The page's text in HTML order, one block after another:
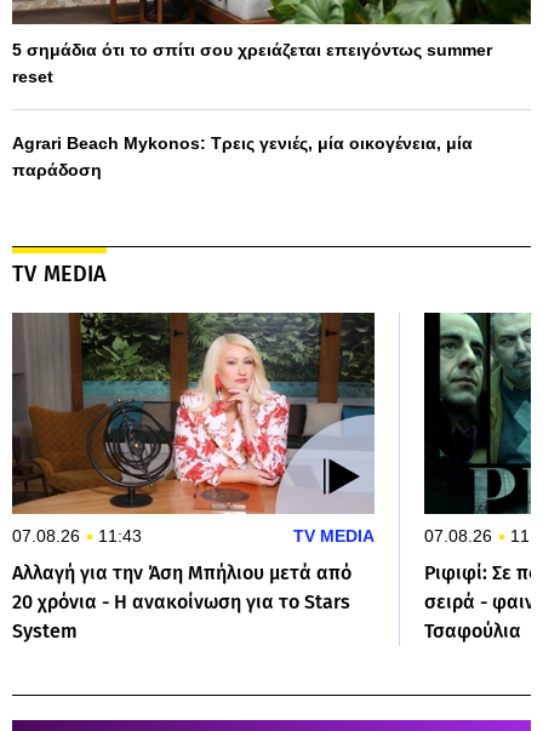
5 σημάδια ότι το σπίτι σου χρειάζεται επειγόντως summer
reset
Agrari Beach Mykonos: Τρεις γενιές, μία οικογένεια, μία
παράδοση
TV MEDIA
07.08.26 11:43 TV MEDIA
Αλλαγή για την Άση Μπήλιου μετά από
20 χρόνια - Η ανακοίνωση για το Stars
System
07.08.26
Ριφιφί: Σε
σειρά -
Τσαφούλια